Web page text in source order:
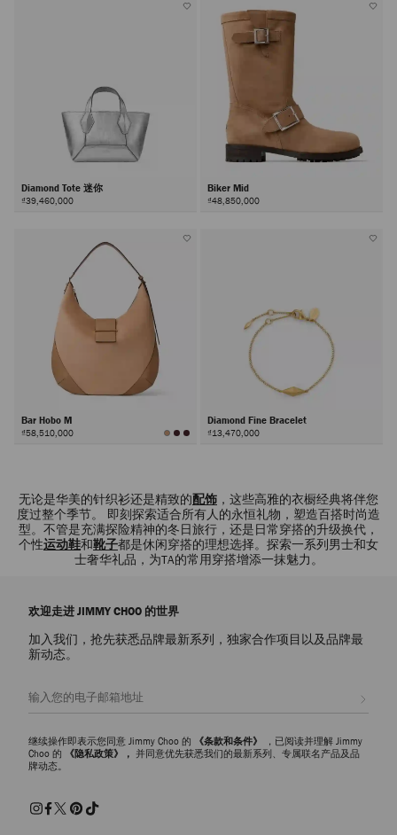
Diamond Tote 迷你
₫39,460,000
Biker Mid
₫48,850,000
Bar Hobo M
₫58,510,000
Diamond Fine Bracelet
₫13,470,000
步
无论是华美的针织衫还是精致的配饰 ，这些高雅的衣橱经典将伴您
度过整个季节。 即刻探索适合所有人的永恒礼物，塑造百搭时尚造
型。不管是充满探险精神的冬日旅行，还是日常穿搭的升级换代，
个性运动鞋和靴子都是休闲穿搭的理想选择。探索一系列男士和女
士奢华礼品，为TA的常用穿搭增添一抹魅力。
欢迎走进 JIMMY CHOO 的世界
加入我们，抢先获悉品牌最新系列，独家合作项目以及品牌最
新动态。
继续操作即表示您同意 Jimmy Choo 的 《条款和条件》
，已阅读并理解 Jimmy
Choo 的
《隐私政策》， 并同意优先获悉我们的最新系列、专属联名产品及品
牌动态。